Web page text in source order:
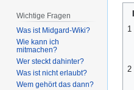
1
2
Wichtige Fragen
Was ist Midgard-Wiki?
Wie kann ich
mitmachen?
Wer steckt dahinter?
Was ist nicht erlaubt?
Wem gehört das dann?